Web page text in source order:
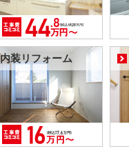
内装リフォーム